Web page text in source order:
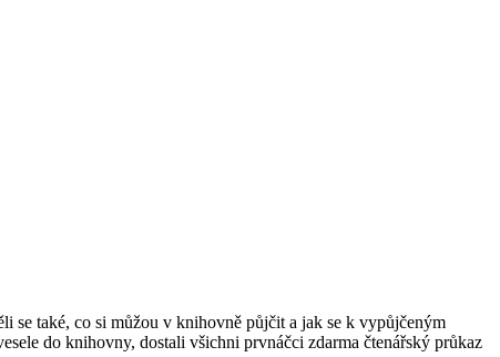
se také, co si můžou v knihovně půjčit a jak se k vypůjčeným
do knihovny, dostali všichni prvnáčci zdarma čtenářský průkaz